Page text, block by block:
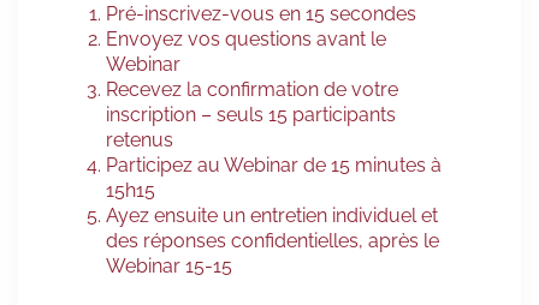
Pré-inscrivez-vous en 15 secondes
Envoyez vos questions avant le
Webinar
Recevez la confirmation de votre
inscription – seuls 15 participants
retenus
Participez au Webinar de 15 minutes à
15h15
Ayez ensuite un entretien individuel et
des réponses confidentielles, après le
Webinar 15-15